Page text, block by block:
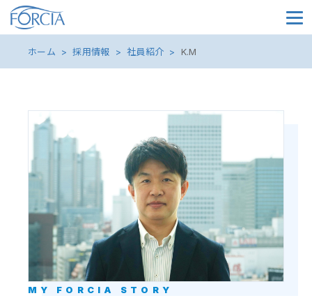
メ
ホーム 採用情報 社員紹介 K.M
MY FORCIA STORY